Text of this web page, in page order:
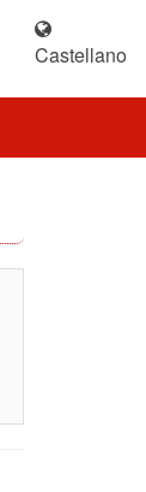
Castellano